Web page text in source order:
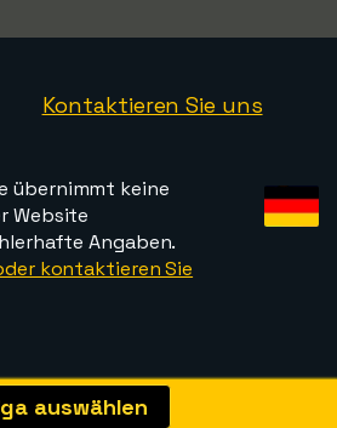
Kontaktieren Sie uns
übernimmt keine
Website
Angaben.
kontaktieren Sie
auswählen